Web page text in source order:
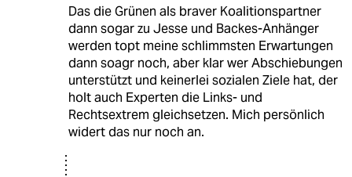
Das die Grünen als braver Koalitionspartner
dann sogar zu Jesse und Backes-Anhänger
werden topt meine schlimmsten Erwartungen
dann soagr noch, aber klar wer Abschiebungen
unterstützt und keinerlei sozialen Ziele hat, der
holt auch Experten die Links- und
Rechtsextrem gleichsetzen. Mich persönlich
widert das nur noch an.